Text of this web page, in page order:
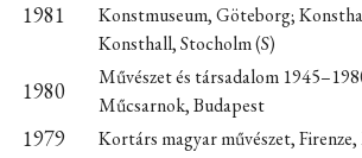
1981
Konstmuseum, Göteborg;
Konsthall, Stocholm (S)
1980
Művészet és társadalom
Műcsarnok, Budapest
1979 Kortárs magyar művészet,